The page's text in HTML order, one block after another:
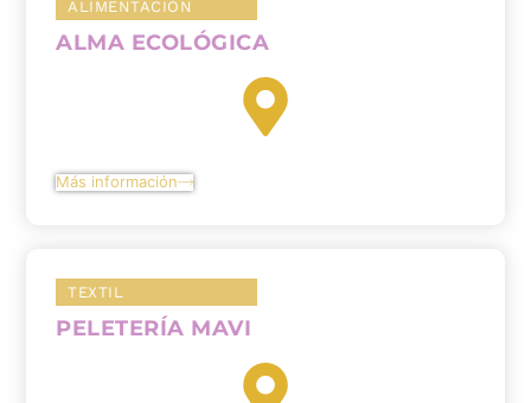
ALIMENTACIÓN
ALMA ECOLÓGICA
Más información
TEXTIL
PELETERÍA MAVI